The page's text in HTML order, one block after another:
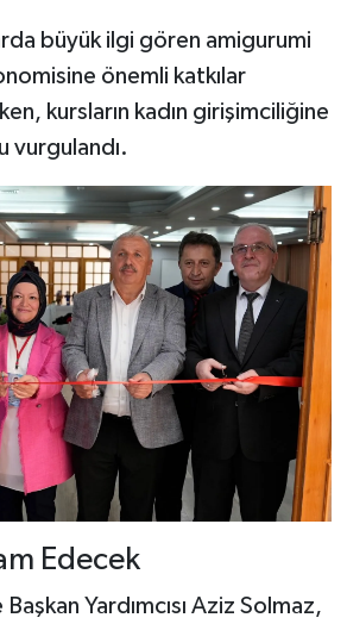
büyük ilgi gören amigurumi
önemli katkılar
kursların kadın girişimciliğine
vurgulandı.
Edecek
Yardımcısı Aziz Solmaz,